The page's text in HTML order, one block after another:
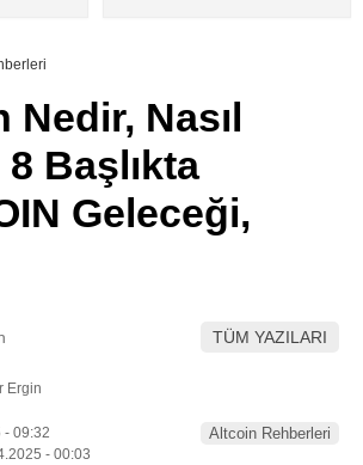
Youtube
TikTok
Pinterest
Nedir, Nasıl
8 Başlıkta
Geleceği,
TÜM YAZILARI
Ergin
- 09:32
- 00:03
Altcoin Rehberleri